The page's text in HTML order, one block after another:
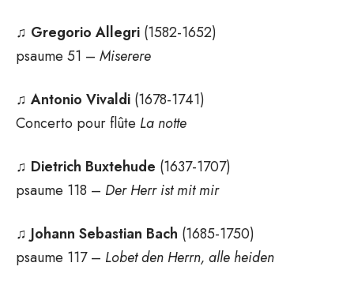
♫ Gregorio Allegri (1582-1652)
psaume 51 – Miserere
♫ Antonio Vivaldi (1678-1741)
Concerto pour flûte La notte
♫ Dietrich Buxtehude (1637-1707)
psaume 118 – Der Herr ist mit mir
♫ Johann Sebastian Bach (1685-1750)
psaume 117 – Lobet den Herrn, alle heiden